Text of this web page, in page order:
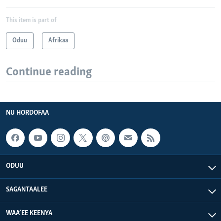
This item is part of
Oduu Afrikaa
Continue reading
NU HORDOFAA
ODUU
SAGANTAALEE
WAA’EE KEENYA